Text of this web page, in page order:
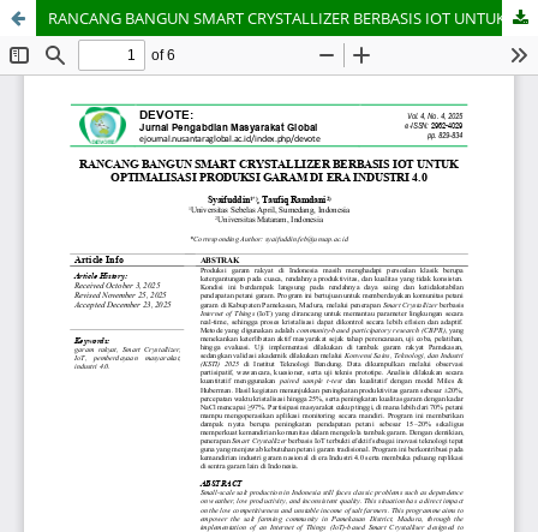
RANCANG BANGUN SMART CRYSTALLIZER BERBASIS IOT UNTUK OPTIMALISASI PRODUKSI GARAM DI ERA INDUSTRI 4.0